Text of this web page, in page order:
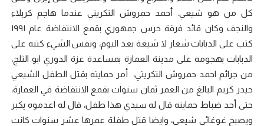
كل من هو شيعي. أحمد حمروش التكريتي عندما هاجم كربلاء
والنجف وكان قائد فرقة حرس جمهوري بقمع الانتفاضة عام ١٩٩١
كتب على الدبابات شعار لا شيعة بعد اليوم، ونفس الشيء كتبه على
الدبابات بهجومه على مدينة العمارة بمساعدة عزة الدوري ابو الثلج،
من جرائم احمد حمروش التكريتي، أمر حمايته بقتل الطفل الشيعي
حيدر كريم البالغ من العمر ثمان سنوات بقمع الانتفاضة في العمارة،
حتى أحد ضباط حمايته قال له سيدي هذا طفل، قال له اعدموه يكبر
ويصبح غوغائي شيعي، وايضا قتل طفلة عمرها عشر سنوات كانت